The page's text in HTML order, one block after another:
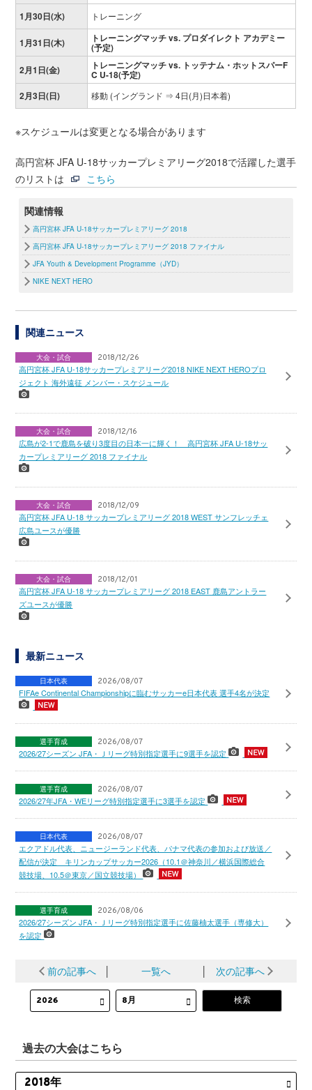
1月30日(水) トレーニング
1月31日(木) トレーニングマッチ vs. プロダイレクト アカデミー
(予定)
2月1日(金)
トレーニングマッチ vs. トッテナム・ホットスパーF
C U-18(予定)
2月3日(日)
移動 (イングランド ⇒ 4日(月)日本着)
※スケジュールは変更となる場合があります
高円宮杯 JFA U-18サッカープレミアリーグ2018で活躍した選手
のリストは
こちら
関連情報
高円宮杯 JFA U-18サッカープレミアリーグ 2018
高円宮杯 JFA U-18サッカープレミアリーグ 2018 ファイナル
JFA Youth & Development Programme（JYD）
NIKE NEXT HERO
関連ニュース
大会・試合 2018/12/26
高円宮杯 JFA U-18サッカープレミアリーグ2018 NIKE NEXT HEROプロ
ジェクト 海外遠征 メンバー・スケジュール
大会・試合 2018/12/16
広島が2-1で鹿島を破り3度目の日本一に輝く！ 高円宮杯 JFA U-18サッ
カープレミアリーグ 2018 ファイナル
大会・試合 2018/12/09
高円宮杯 JFA U-18 サッカープレミアリーグ 2018 WEST サンフレッチェ
広島ユースが優勝
大会・試合 2018/12/01
高円宮杯 JFA U-18 サッカープレミアリーグ 2018 EAST 鹿島アントラー
ズユースが優勝
最新ニュース
日本代表 2026/08/07
FIFAe Continental Championshipに臨むサッカーe日本代表 選手4名が決定
選手育成 2026/08/07
2026/27シーズン JFA・Ｊリーグ特別指定選手に9選手を認定
選手育成 2026/08/07
2026/27年JFA・WEリーグ特別指定選手に3選手を認定
日本代表 2026/08/07
エクアドル代表、ニュージーランド代表、パナマ代表の参加および放送／
配信が決定 キリンカップサッカー2026（10.1＠神奈川／横浜国際総合
競技場、10.5＠東京／国立競技場）
選手育成 2026/08/06
2026/27シーズン JFA・Ｊリーグ特別指定選手に佐藤柚太選手（専修大）
を認定
前の記事へ │ 一覧へ │ 次の記事へ
過去の大会はこちら